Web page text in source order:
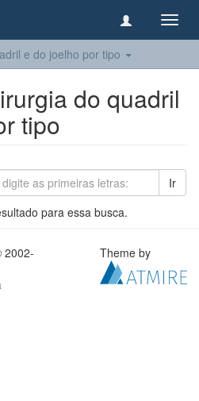
e do joelho​ por tipo
do quadril
tipo
Ir
para essa busca.
2002-
Theme by